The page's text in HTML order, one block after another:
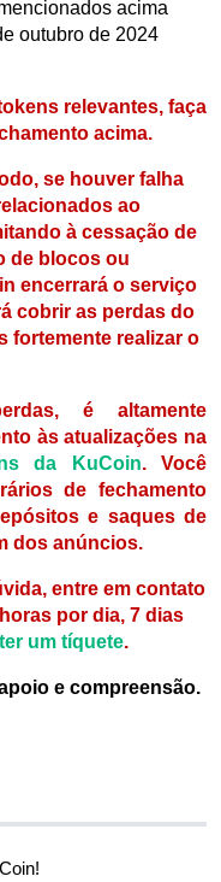
acima
outubro de 2024
relevantes, faça
acima.
se houver falha
ao
à cessação de
de blocos ou
encerrará o serviço
cobrir as perdas do
fortemente realizar o
é altamente
às atualizações na
da KuCoin. Você
de fechamento
e saques de
dos anúncios.
entre em contato
por dia, 7 dias
um tíquete.
e compreensão.